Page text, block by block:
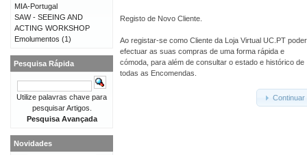
Registo de Novo Cliente.
Ao registar-se como Cliente da Loja Virtual UC.PT
efectuar as suas compras de uma forma rápida e
cómoda, para além de consultar o estado e histórico de
todas as Encomendas.
Continuar
MIA-Portugal
SAW - SEEING AND
ACTING WORKSHOP
Emolumentos (1)
Pesquisa Rápida
Utilize palavras chave para
pesquisar Artigos.
Pesquisa Avançada
Novidades